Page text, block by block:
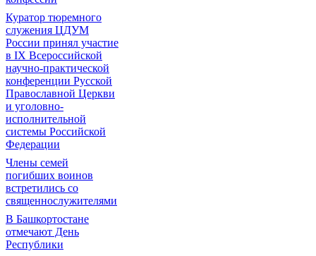
Куратор тюремного
служения ЦДУМ
России принял участие
в IX Всероссийской
научно-практической
конференции Русской
Православной Церкви
и уголовно-
исполнительной
системы Российской
Федерации
Члены семей
погибших воинов
встретились со
священнослужителями
В Башкортостане
отмечают День
Республики